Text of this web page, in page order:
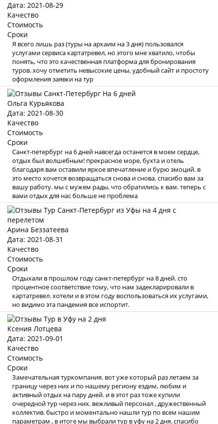
Дата: 2021-08-29
Качество
Стоимость
Сроки
Я всего лишь раз (туры на аркаим на 3 дня) пользовался
услугами сервиса картатревел, но этого мне хватило, чтобы
понять, что это качественная платформа для бронирования
туров. хочу отметить невысокие цены, удобный сайт и простоту
оформления заявки на тур
Ольга Курьякова
Дата: 2021-08-30
Качество
Стоимость
Сроки
Санкт-петербург на 6 дней навсегда останется в моем сердце,
отдых был волшебным! прекрасное море, бухта и отель
благодаря вам оставили яркое впечатление и бурю эмоций. в
это место хочется возвращаться снова и снова. спасибо вам за
вашу работу. мы с мужем рады, что обратились к вам. теперь с
вами отдых для нас больше не проблема
Арина Беззатеева
Дата: 2021-08-31
Качество
Стоимость
Сроки
Отдыхали в прошлом году санкт-петербург на 8 дней. сто
процентное соответствие тому, что нам задекларировали в
картатревел. хотели и в этом году воспользоваться их услугами,
но видимо эта пандемия все испортит.
Ксения Лотцева
Дата: 2021-09-01
Качество
Стоимость
Сроки
Замечательная туркомпания. вот уже который раз летаем за
границу через них и по нашему региону ездим, любим и
активный отдых на пару дней. и в этот раз тоже купили
очередной тур через них. вежливый персонал , дружественный
коллектив. быстро и моментально нашли тур по всем нашим
параметрам , в итоге мы выбрали тур в уфу на 2 дня. спасибо